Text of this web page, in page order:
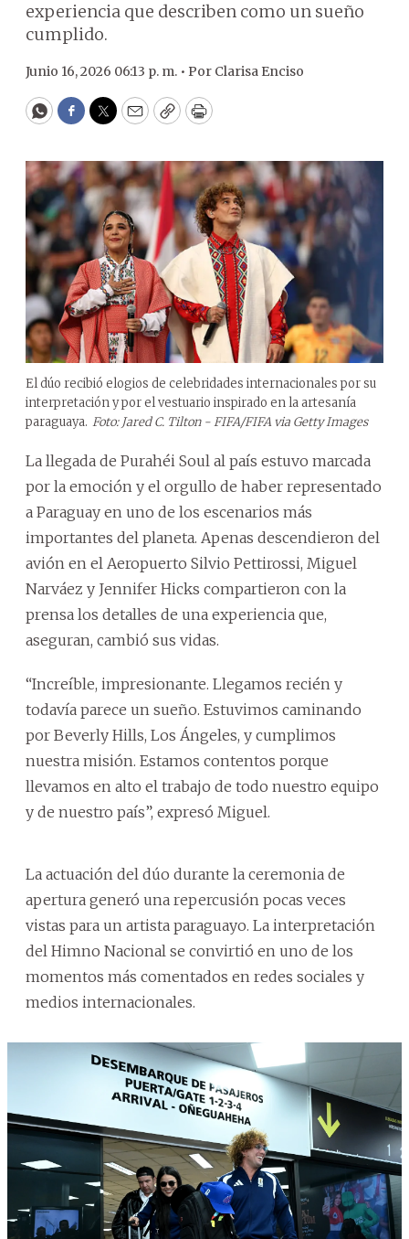
experiencia que describen como un sueño
cumplido.
Junio 16, 2026 06:13 p. m. • Por Clarisa Enciso
WhatsApp
Facebook
Twitter
EmailCopyPrint
El dúo recibió elogios de celebridades internacionales por su
interpretación y por el vestuario inspirado en la artesanía
paraguaya. Foto: Jared C. Tilton - FIFA/FIFA via Getty Images
La llegada de Purahéi Soul al país estuvo marcada
por la emoción y el orgullo de haber representado
a Paraguay en uno de los escenarios más
importantes del planeta. Apenas descendieron del
avión en el Aeropuerto Silvio Pettirossi, Miguel
Narváez y Jennifer Hicks compartieron con la
prensa los detalles de una experiencia que,
aseguran, cambió sus vidas.
“Increíble, impresionante. Llegamos recién y
todavía parece un sueño. Estuvimos caminando
por Beverly Hills, Los Ángeles, y cumplimos
nuestra misión. Estamos contentos porque
llevamos en alto el trabajo de todo nuestro equipo
y de nuestro país”, expresó Miguel.
La actuación del dúo durante la ceremonia de
apertura generó una repercusión pocas veces
vistas para un artista paraguayo. La interpretación
del Himno Nacional se convirtió en uno de los
momentos más comentados en redes sociales y
medios internacionales.